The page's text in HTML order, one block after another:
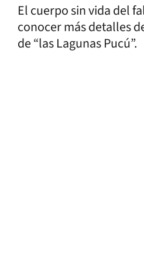
El cuerpo sin vida del
conocer más detalles
de “las Lagunas Pucú”.